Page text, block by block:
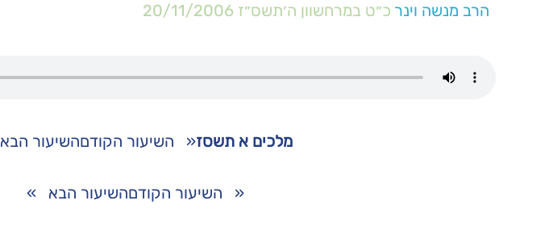
הרב מנשה וינר כ״ט במרחשוון ה׳תשס״ז 20/11/2006
מלכים א תשסז« השיעור הקודםהשיעור הבא
« השיעור הקודםהשיעור הבא »